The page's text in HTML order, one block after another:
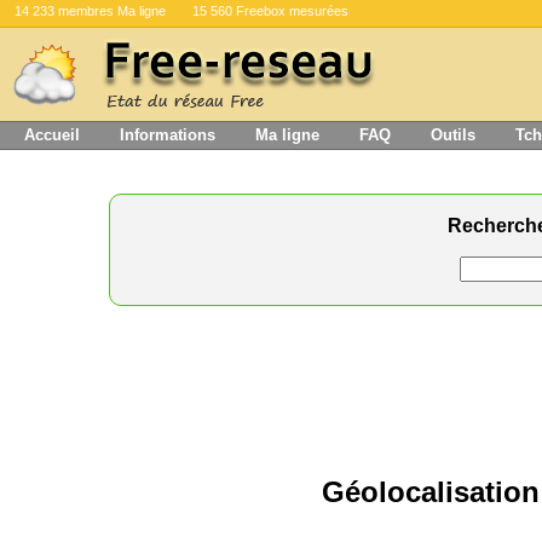
14 233 membres Ma ligne 15 560 Freebox mesurées
Accueil Informations Ma ligne FAQ Outils